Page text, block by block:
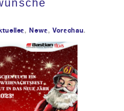
, News,Vorschau.